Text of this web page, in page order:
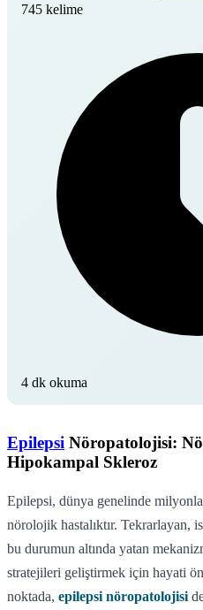
745 kelime
4 dk okuma
Epilepsi Nöropatolojisi:
Hipokampal Skleroz
Epilepsi, dünya genelinde
nörolojik hastalıktır. Tekrarlayan,
bu durumun altında yatan
stratejileri geliştirmek için hayati
noktada, epilepsi nöropatolojisi